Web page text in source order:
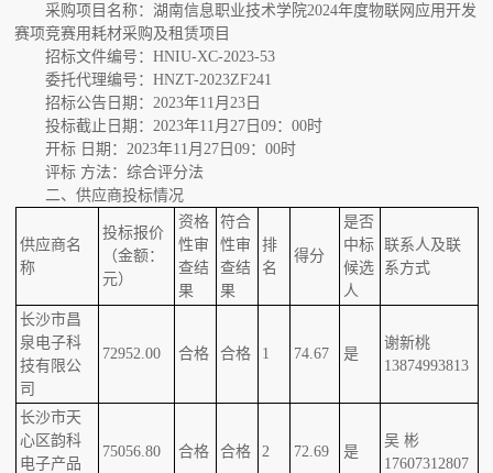
采购项目名称：湖南信息职业技术学院2024年度物联网应用开发
赛项竞赛用耗材采购及租赁项目
招标文件编号：HNIU-XC-2023-53
委托代理编号：HNZT-2023ZF241
招标公告日期：2023年11月23日
投标截止日期：2023年11月27日09：00时
开标 日期：2023年11月27日09：00时
评标 方法：综合评分法
二、供应商投标情况
供应商名
称
投标报价
（金额：
元）
资格
性审
查结
果
符合
性审
查结
果
排
名
得分
是否
中标
候选
人
联系人及联
系方式
长沙市昌
泉电子科
技有限公
司
72952.00 合格 合格 1 74.67 是
谢新桃
13874993813
长沙市天
心区韵科
电子产品
75056.80 合格 合格 2 72.69 是
吴 彬
17607312807